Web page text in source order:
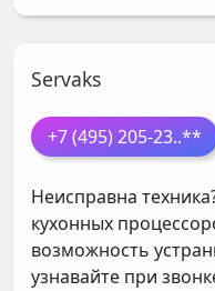
Servaks
+7 (495) 205-23..**
Неисправна
кухонных
возможность
узнавайте при